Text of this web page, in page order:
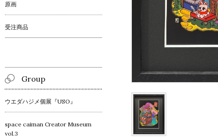
原画
受注商品
Group
ウエダハジメ個展『USO』
space caiman Creator Museum
vol.3